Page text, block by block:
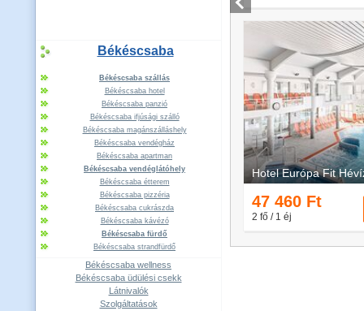
Békéscsaba
Békéscsaba szállás
Békéscsaba hotel
Békéscsaba panzió
Békéscsaba ifjúsági szálló
Békéscsaba magánszálláshely
Békéscsaba vendégház
Békéscsaba apartman
Békéscsaba vendéglátóhely
Békéscsaba étterem
Békéscsaba pizzéria
Békéscsaba cukrászda
Békéscsaba kávézó
Békéscsaba fürdő
Békéscsaba strandfürdő
Békéscsaba wellness
Békéscsaba üdülési csekk
Látnivalók
Szolgáltatások